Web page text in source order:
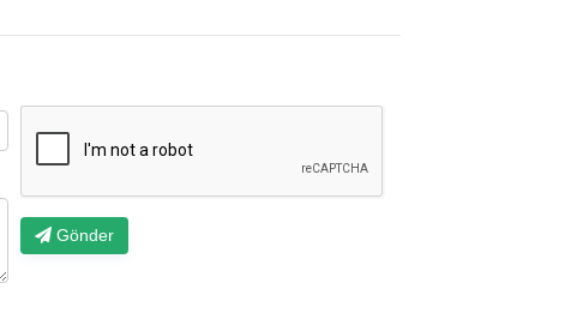
Gönder